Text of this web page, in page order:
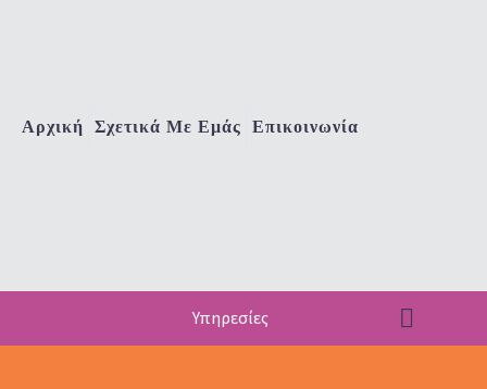
Αρχική Σχετικά Με Εμάς Επικοινωνία
Υπηρεσίες